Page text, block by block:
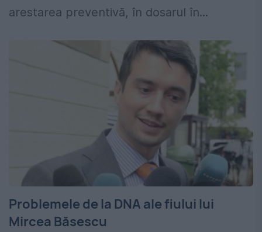
arestarea preventivă, în dosarul în...
Problemele de la DNA ale fiului lui
Mircea Băsescu